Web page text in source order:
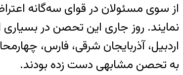
نمایند. روز جاری این تحصن در بسیاری
اردبیل،آذربایجان شرقی، فارس،
به تحصن مشابهی دست زده بودند.